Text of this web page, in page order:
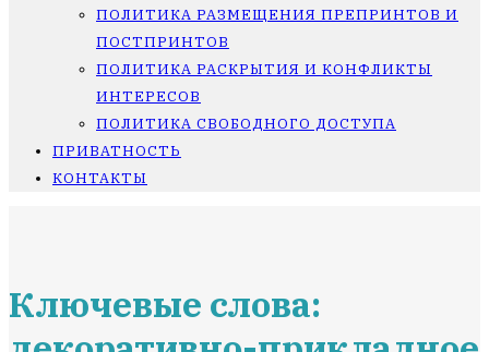
ПОЛИТИКА РАЗМЕЩЕНИЯ ПРЕПРИНТОВ И
ПОСТПРИНТОВ
ПОЛИТИКА РАСКРЫТИЯ И КОНФЛИКТЫ
ИНТЕРЕСОВ
ПОЛИТИКА СВОБОДНОГО ДОСТУПА
ПРИВАТНОСТЬ
КОНТАКТЫ
Ключевые слова: